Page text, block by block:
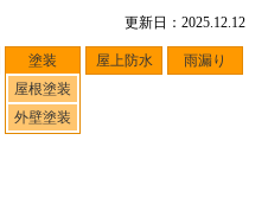
更新日：2025.12.12
塗装
屋根塗装
外壁塗装
屋上防水 雨漏り